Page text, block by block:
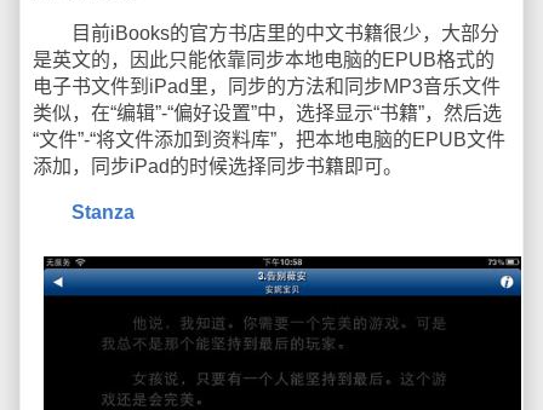
目前iBooks的官方书店里的中文书籍很少，大部分
是英文的，因此只能依靠同步本地电脑的EPUB格式的
电子书文件到iPad里，同步的方法和同步MP3音乐文件
类似，在“编辑”-“偏好设置”中，选择显示“书籍”，然后选
“文件”-“将文件添加到资料库”，把本地电脑的EPUB文件
添加，同步iPad的时候选择同步书籍即可。
Stanza